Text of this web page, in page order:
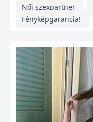
Női szexpartner
Fényképgarancia!